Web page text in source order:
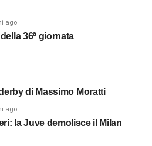
ago
36ª giornata
di Massimo Moratti
ago
la Juve demolisce il Milan